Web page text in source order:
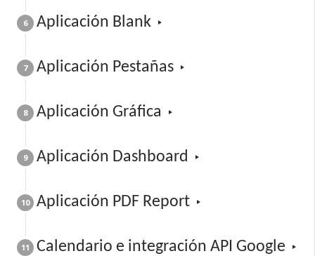
6 Aplicación Blank
7 Aplicación Pestañas
8 Aplicación Gráfica
9 Aplicación Dashboard
10 Aplicación PDF Report
11 Calendario e integración API Google